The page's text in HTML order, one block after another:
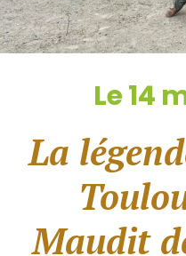
Le 14
La
Maudit